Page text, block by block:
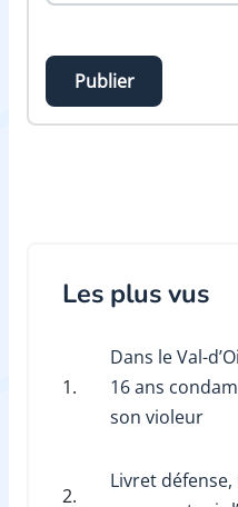
Publier
Les plus vus
1.
Dans le Val-
16 ans
son violeur
2.
Livret